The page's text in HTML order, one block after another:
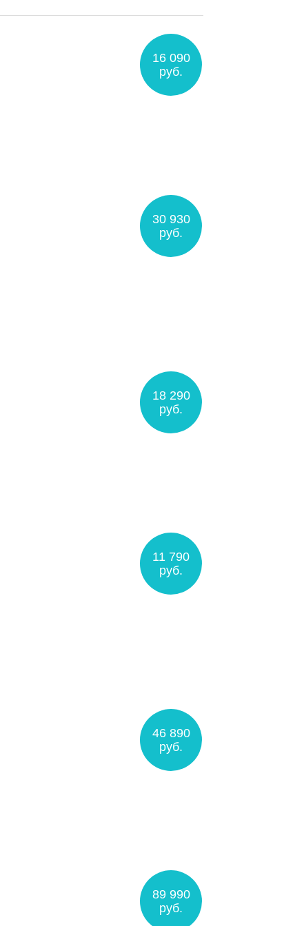
16 090
руб.
30 930
руб.
18 290
руб.
11 790
руб.
46 890
руб.
89 990
руб.